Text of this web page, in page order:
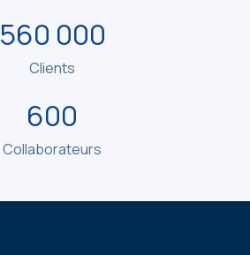
560 000
Clients
600
Collaborateurs